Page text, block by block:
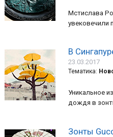
Мстислава
увековечили
В
23.03.2017
Тематика:
Уникальное
дождя в
Зонты